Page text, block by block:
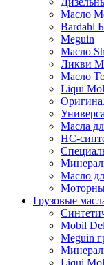
Масло
Bardahl
Meguin
Масло
Ликви
Масло
Liqui
Масла
HC-
Масло
Грузовые
Mobil
Meguin
Liqui